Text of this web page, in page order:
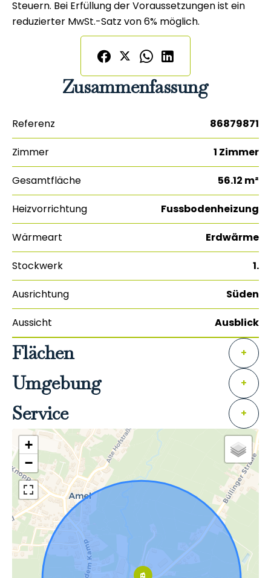
Steuern. Bei Erfüllung der Voraussetzungen ist ein
reduzierter MwSt.-Satz von 6% möglich.
Zusammenfassung
Referenz 86879871
Zimmer 1 Zimmer
Gesamtfläche 56.12 m²
Heizvorrichtung Fussbodenheizung
Wärmeart Erdwärme
Stockwerk 1.
Ausrichtung Süden
Aussicht Ausblick
Flächen +
Umgebung +
Service +
+
−